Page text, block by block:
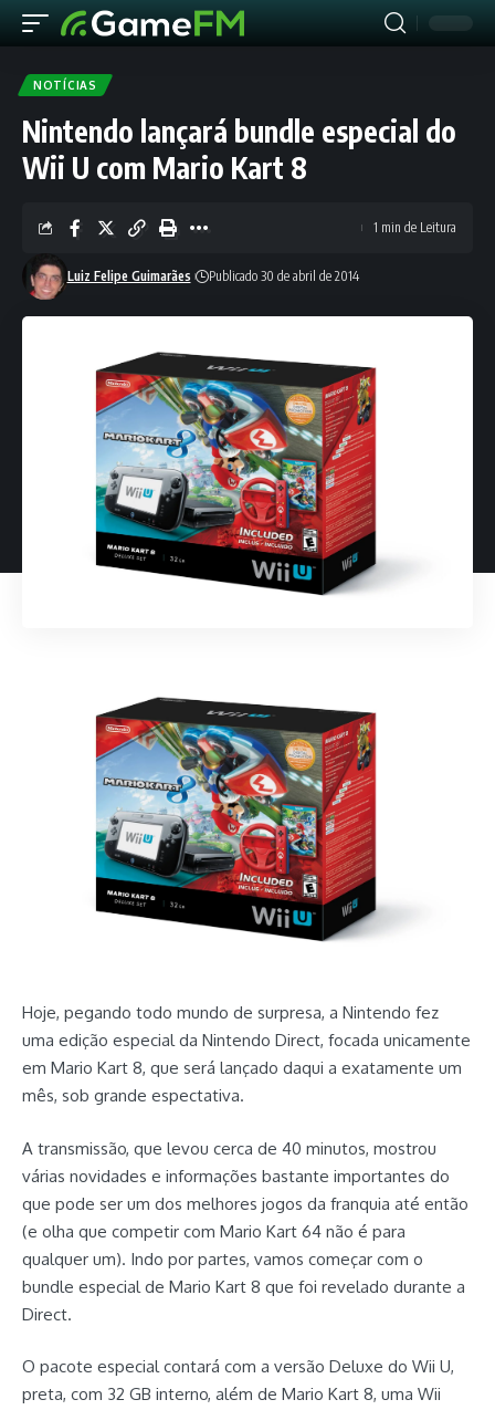
NOTÍCIAS
Nintendo lançará bundle especial do
Wii U com Mario Kart 8
Luiz Felipe Guimarães Publicado 30 de abril de 2014
1 min de Leitura
Hoje, pegando todo mundo de surpresa, a Nintendo fez
uma edição especial da Nintendo Direct, focada unicamente
em Mario Kart 8, que será lançado daqui a exatamente um
mês, sob grande espectativa.
A transmissão, que levou cerca de 40 minutos, mostrou
várias novidades e informações bastante importantes do
que pode ser um dos melhores jogos da franquia até então
(e olha que competir com Mario Kart 64 não é para
qualquer um). Indo por partes, vamos começar com o
bundle especial de Mario Kart 8 que foi revelado durante a
Direct.
O pacote especial contará com a versão Deluxe do Wii U,
preta, com 32 GB interno, além de Mario Kart 8, uma Wii